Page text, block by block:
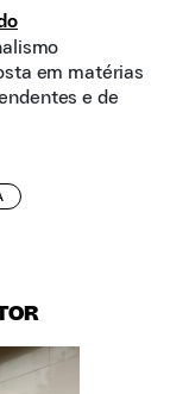
em matérias
e de